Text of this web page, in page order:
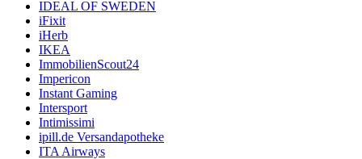
IDEAL OF SWEDEN
iFixit
iHerb
IKEA
ImmobilienScout24
Impericon
Instant Gaming
Intersport
Intimissimi
ipill.de Versandapotheke
ITA Airways